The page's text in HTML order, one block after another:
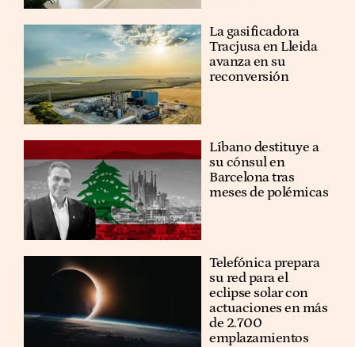
La gasificadora
Tracjusa en Lleida
avanza en su
reconversión
Líbano destituye a
su cónsul en
Barcelona tras
meses de polémicas
Telefónica prepara
su red para el
eclipse solar con
actuaciones en más
de 2.700
emplazamientos